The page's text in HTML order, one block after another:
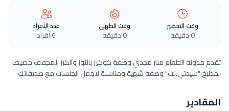
وقت التحضير
0 دقيقة
وقت الطهي
0 دقيقة
عدد الافراد
6 أفراد
تقدم مدونة الطعام منار مجدي وصفة كوكيز باللوز والكرز المجفف خصيصا
لمطبخ "سيدتي.نت" وصفة شهية ومناسبة لأجمل الجلسات مع صديقاتك
المقادير